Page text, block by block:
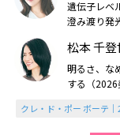
遺伝子レベ
澄み渡り発
松本 千
明るさ、な
する（2026
クレ・ド・ポー ボーテ